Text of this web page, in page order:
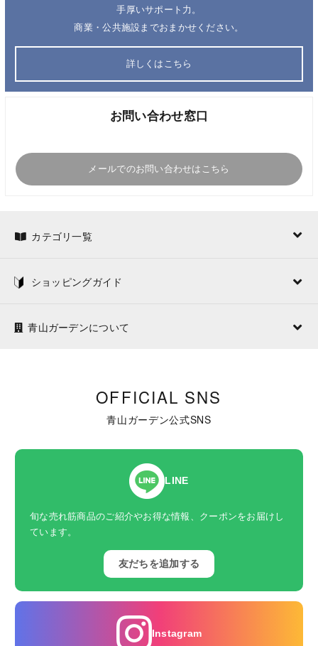
手厚いサポート力。
商業・公共施設までおまかせください。
詳しくはこちら
お問い合わせ窓口
メールでのお問い合わせはこちら
カテゴリ一覧
ショッピングガイド
青山ガーデンについて
OFFICIAL SNS
青山ガーデン公式SNS
LINE
旬な売れ筋商品のご紹介やお得な情報、クーポンをお届けし
ています。
友だちを追加する
Instagram